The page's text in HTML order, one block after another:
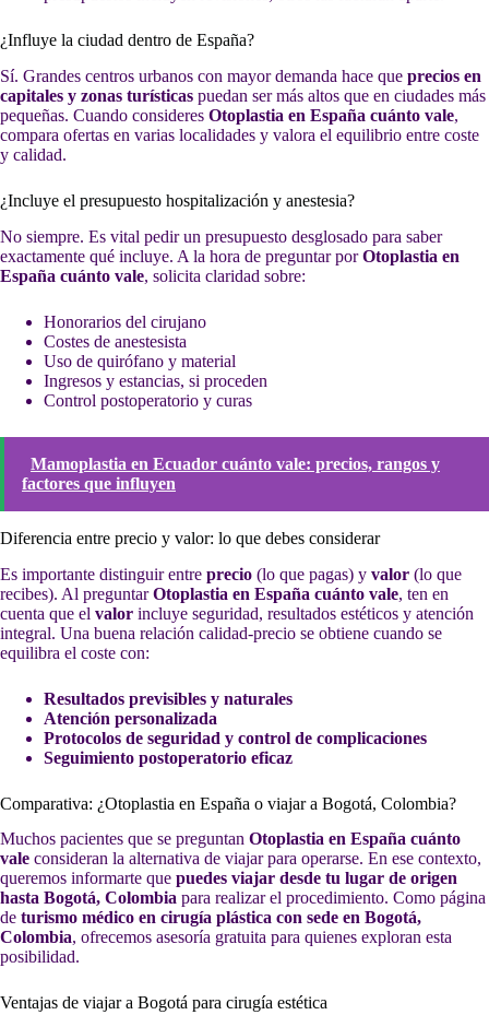
¿Influye la ciudad dentro de España?
Sí. Grandes centros urbanos con mayor demanda hace que precios en
capitales y zonas turísticas puedan ser más altos que en ciudades más
pequeñas. Cuando consideres Otoplastia en España cuánto vale,
compara ofertas en varias localidades y valora el equilibrio entre coste
y calidad.
¿Incluye el presupuesto hospitalización y anestesia?
No siempre. Es vital pedir un presupuesto desglosado para saber
exactamente qué incluye. A la hora de preguntar porOtoplastia en
España cuánto vale, solicita claridad sobre:
Honorarios del cirujano
Costes de anestesista
Uso de quirófano y material
Ingresos y estancias, si proceden
Control postoperatorio y curas
Mamoplastia en Ecuador cuánto vale: precios, rangos y
factores que influyen
Diferencia entre precio y valor: lo que debes considerar
Es importante distinguir entre precio (lo que pagas) y valor (lo que
recibes). Al preguntarOtoplastia en España cuánto vale, ten en
cuenta que el valor incluye seguridad, resultados estéticos y atención
integral. Una buena relación calidad-precio se obtiene cuando se
equilibra el coste con:
Resultados previsibles y naturales
Atención personalizada
Protocolos de seguridad y control de complicaciones
Seguimiento postoperatorio eficaz
Comparativa: ¿Otoplastia en España o viajar a Bogotá, Colombia?
Muchos pacientes que se preguntan Otoplastia en España cuánto
vale consideran la alternativa de viajar para operarse. En ese contexto,
queremos informarte que puedes viajar desde tu lugar de origen
hasta Bogotá, Colombia para realizar el procedimiento. Como página
de turismo médico en cirugía plástica con sede en Bogotá,
Colombia, ofrecemos asesoría gratuita para quienes exploran esta
posibilidad.
Ventajas de viajar a Bogotá para cirugía estética